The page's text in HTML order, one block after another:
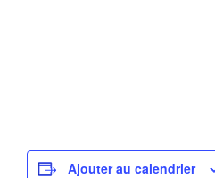
Ajouter au calendrier